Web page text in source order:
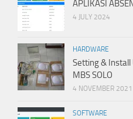
APLIKASI
4 JULY 2024
HARDWARE
Setting & Install
MBS SOLO
4 NOVEMBER 2021
SOFTWARE